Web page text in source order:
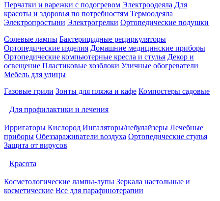
Перчатки и варежки с подогревом Электроодеяла Для
красоты и здоровья по потребностям Термоодеяла
Электропростыни Электрогрелки Ортопедические подушки
Солевые лампы Бактерицидные рециркуляторы
Ортопедические изделия Домашние медицинские приборы
Ортопедические компьютерные кресла и стулья Декор и
освещение Пластиковые хозблоки Уличные обогреватели
Мебель для улицы
Газовые грили Зонты для пляжа и кафе Компостеры садовые
Для профилактики и лечения
Ирригаторы Кислород Ингаляторы/небулайзеры Лечебные
приборы Обеззараживатели воздуха Ортопедические стулья
Защита от вирусов
Красота
Косметологические лампы-лупы Зеркала настольные и
косметические Все для парафинотерапии